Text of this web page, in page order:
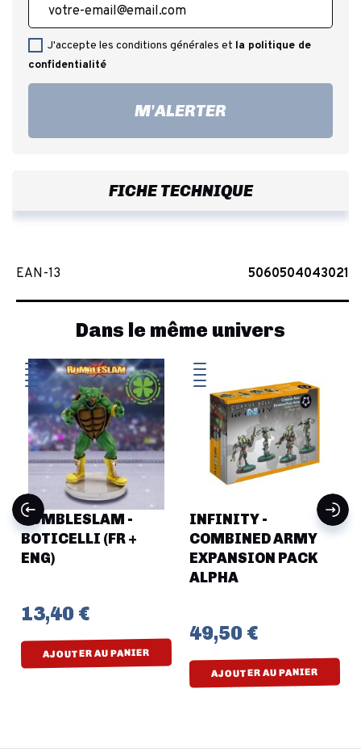
J'accepte les conditions générales et la politique de
confidentialité
M'ALERTER
FICHE TECHNIQUE
EAN-13 5060504043021
Dans le même univers
RUMBLESLAM -
BOTICELLI (FR +
ENG)
13,40 €
AJOUTER AU PANIER
INFINITY -
COMBINED ARMY
EXPANSION PACK
ALPHA
49,50 €
AJOUTER AU PANIER